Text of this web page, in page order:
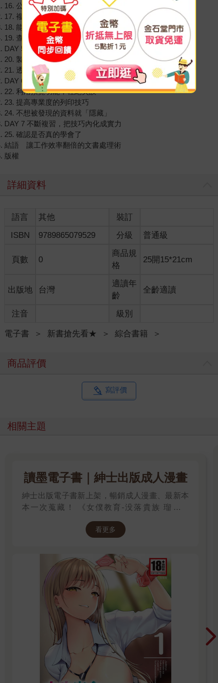
16. 公式的基本使用方法
17. 複製公式卻出現一堆錯誤？
18. 能立刻派上用場的七大函數
19. 查找用的VLOOKUP函數
DAY 5 做出易讀、有美感的圖表
20. 製作方便瀏覽的表格
21. 透過圖表提升「溝通力」
DAY 6 零失敗列印法
22. 利用預覽功能，杜絕失誤
23. 提高專業度的列印技巧
24. 不想被發現的資料就「隱藏」
DAY 7 不斷複習，把技巧內化成實力
25. 確認是否真的學會了
結語 讓工作效率翻倍的文書處理術
版權
詳細資料
語言 其他
裝訂
ISBN
9789865079529 分級 普通級
頁數 0
商品規
格
25開15*21cm
出版地 台灣
適讀年
齡
全齡適讀
注音 級別
電子書 ＞ 新書搶先看★ ＞ 綜合書籍 ＞
商品評價
寫評價
相關主題
讀墨電子書｜紳士出版成人漫畫
紳士出版電子書新上架，暢銷成人漫畫、最新本
本一次蒐藏！ 《女僕教育-没落貴族 瑠璃川
●得死去活來》等熱門系列作品任君挑選，隨時
看更多